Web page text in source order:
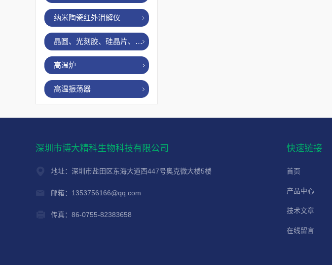
纳米陶瓷红外消解仪
晶圆、光刻胶、硅晶片、烤胶机
高温炉
高温振荡器
深圳市博大精科生物科技有限公司
地址：深圳市盐田区东海大道西447号奥克微大楼5楼
邮箱：1353756166@qq.com
传真：86-0755-82383658
快速链接
首页
产品中心
技术文章
在线留言